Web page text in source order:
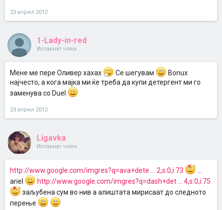
23 април 2012
1-Lady-in-red
Истакнат член
Мене ме пере Оливер хахах Се шегувам
Bonux
најчесто, а кога мајка ми ќе треба да купи детергент ми го
заменува со Duel
23 април 2012
Ligavka
Истакнат член
http://www.google.com/imgres?q=ava+dete ... 2,s:0,i:73
ariel
http://www.google.com/imgres?q=dash+det ... 4,s:0,i:75
заљубена сум во нив а алиштата мирисаат до следното
перење